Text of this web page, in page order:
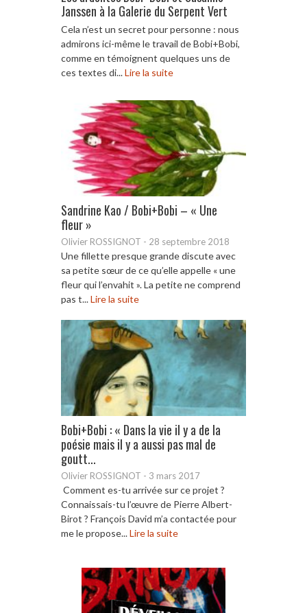
Janssen à la Galerie du Serpent Vert
Cela n’est un secret pour personne : nous
admirons ici-même le travail de Bobi+Bobi,
comme en témoignent quelques uns de
ces textes di...Lire la suite
Sandrine Kao / Bobi+Bobi – « Une
fleur »
Olivier ROSSIGNOT - 28 septembre 2018
Une fillette presque grande discute avec
sa petite sœur de ce qu’elle appelle « une
fleur qui l’envahit ». La petite ne comprend
pas t...Lire la suite
Bobi+Bobi : « Dans la vie il y a de la
poésie mais il y a aussi pas mal de
goutt...
Olivier ROSSIGNOT - 3 mars 2017
Comment es-tu arrivée sur ce projet ?
Connaissais-tu l’œuvre de Pierre Albert-
Birot ? François David m’a contactée pour
me le propose...Lire la suite